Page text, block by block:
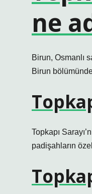
ne
Birun, Osmanlı
Birun
Topkapı
padişahların